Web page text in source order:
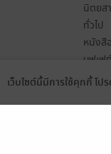
นิตยส
ทั่วไป
หนังสื
บุฟเฟ
เว็บไซต์นี้มีการใช้คุกกี้ โ